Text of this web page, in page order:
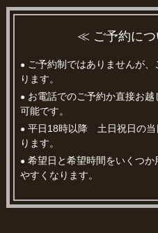
≪ ご予約に
● ご予約制ではありませんが
ります。
● お電話でのご予約か直接お
可能です。
● 平日18時以降 土日祝日の当
ります。
● 希望日と希望時間をいくつ
やすくなります。